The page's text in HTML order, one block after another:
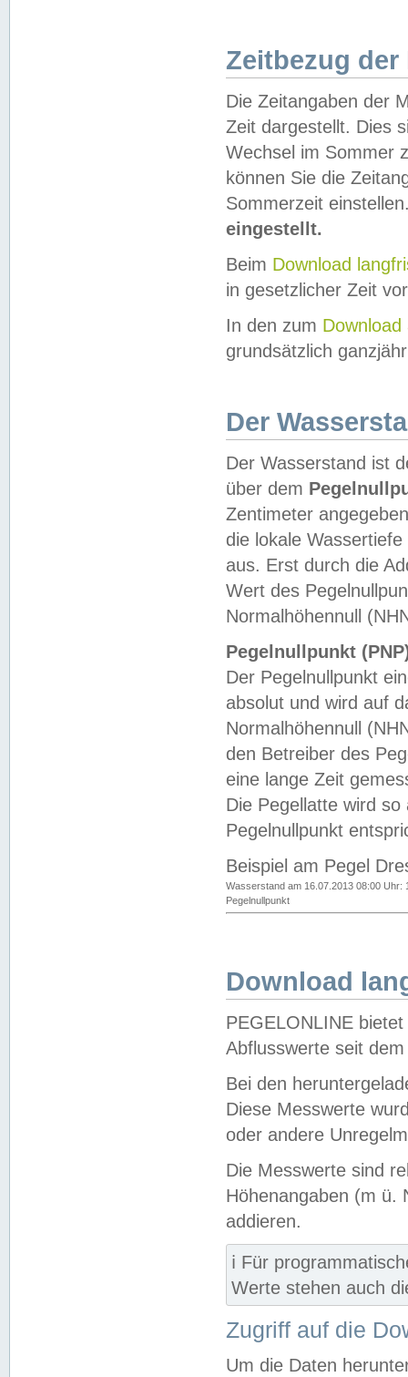
Zeitbezug der
Die Zeitangaben der
Zeit dargestellt. Dies
Wechsel im Sommer
können Sie die
Sommerzeit
eingestellt.
Beim Download
in gesetzlicher Zeit
In den zum Download
grundsätzlich
Der
Der Wasserstand ist
über dem
Zentimeter
die lokale
aus. Erst durch die
Wert des
Normalhöhennull
Pegelnullpunkt
Der Pegelnullpunkt
absolut und wird auf
Normalhöhennull
den Betreiber des
eine lange Zeit
Die Pegellatte wird
Pegelnullpunkt
Beispiel am Pegel
Wasserstand am 16.07.2013 08:00 Uhr:
Pegelnullpunkt
Download
PEGELONLINE
Abflusswerte seit
Bei den
Diese Messwerte
oder andere
Die Messwerte sind
Höhenangaben (m ü.
addieren.
ℹ️ Für
Werte stehen auch
Zugriff auf die
Um die Daten